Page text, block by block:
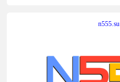
n555.su